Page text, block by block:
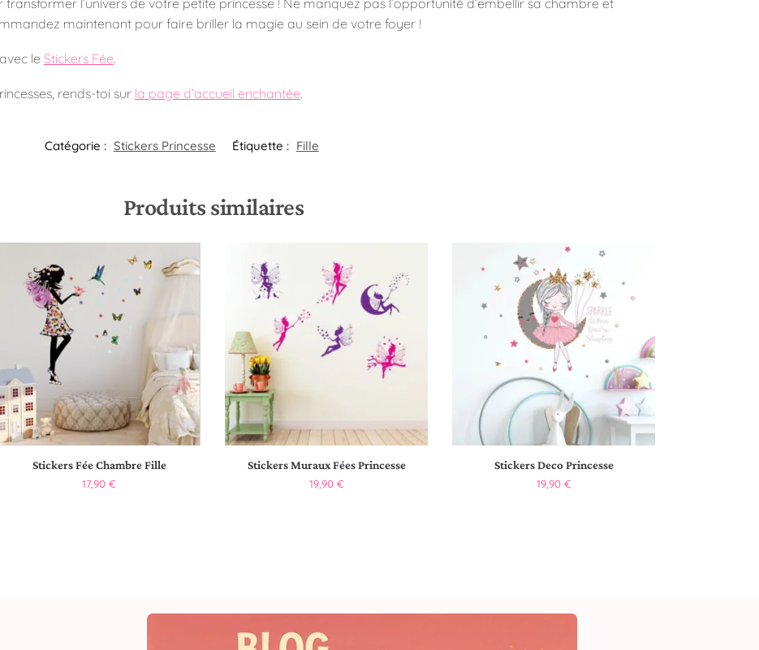
maintenant pour faire briller la magie au sein de votre foyer !
le Stickers Fée.
rends-toi sur la page d’accueil enchantée.
Catégorie : Stickers Princesse Étiquette : Fille
Produits similaires
Stickers Fée Chambre Fille
17,90€
Stickers Muraux Fées Princesse
19,90 €
Stickers Deco Princesse
19,90 €